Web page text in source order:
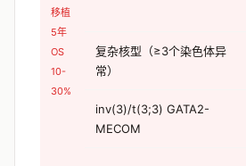
移植
5年
OS
10-
30%
复杂核型（≥3个染色体异
常）
inv(3)/t(3;3) GATA2-
MECOM